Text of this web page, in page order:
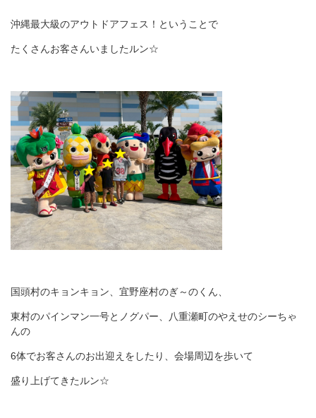
沖縄最大級のアウトドアフェス！ということで
たくさんお客さんいましたルン☆
国頭村のキョンキョン、宜野座村のぎ～のくん、
東村のパインマン一号とノグパー、八重瀬町のやえせのシーちゃ
んの
6体でお客さんのお出迎えをしたり、会場周辺を歩いて
盛り上げてきたルン☆